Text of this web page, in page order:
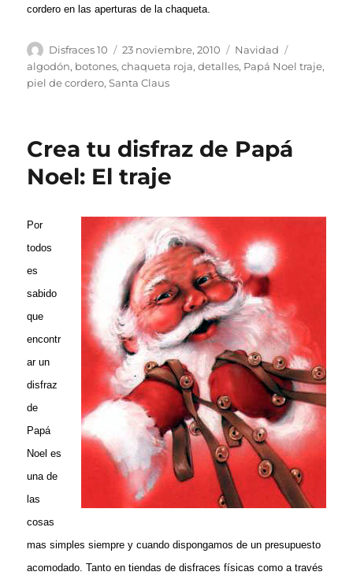
cordero en las aperturas de la chaqueta.
Autor
Disfraces 10
Publicado
el
23 noviembre, 2010 Categorías
Navidad
algodón, botones,chaqueta roja,detalles, Papá Noel traje,
piel de cordero,Santa Claus
Crea tu disfraz de Papá
Noel: El traje
Por
todos
es
sabido
que
encontr
ar un
disfraz
de
Papá
Noel es
una de
las
cosas
mas simples siempre y cuando dispongamos de un presupuesto
acomodado. Tanto en tiendas de disfraces físicas como a través